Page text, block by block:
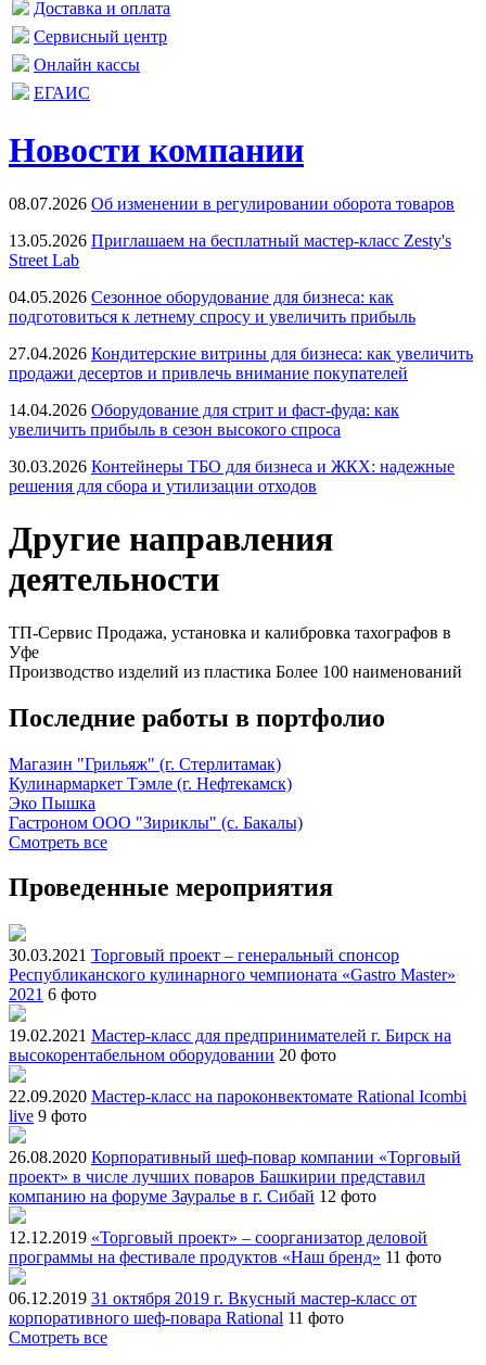
Доставка и оплата
Сервисный центр
Онлайн кассы
ЕГАИС
Новости компании
08.07.2026 Об изменении в регулировании оборота товаров
13.05.2026 Приглашаем на бесплатный мастер-класс Zesty's
Street Lab
04.05.2026 Сезонное оборудование для бизнеса: как
подготовиться к летнему спросу и увеличить прибыль
27.04.2026 Кондитерские витрины для бизнеса: как увеличить
продажи десертов и привлечь внимание покупателей
14.04.2026 Оборудование для стрит и фаст-фуда: как
увеличить прибыль в сезон высокого спроса
30.03.2026 Контейнеры ТБО для бизнеса и ЖКХ: надежные
решения для сбора и утилизации отходов
Другие направления
деятельности
ТП-Сервис Продажа, установка и калибровка тахографов в
Уфе
Производство изделий из пластика Более 100 наименований
Последние работы в портфолио
Магазин "Грильяж" (г. Стерлитамак)
Кулинармаркет Тэмле (г. Нефтекамск)
Эко Пышка
Гастроном ООО "Зириклы" (с. Бакалы)
Смотреть все
Проведенные мероприятия
30.03.2021 Торговый проект – генеральный спонсор
Республиканского кулинарного чемпионата «Gastro Master»
2021 6 фото
19.02.2021 Мастер-класс для предпринимателей г. Бирск на
высокорентабельном оборудовании 20 фото
22.09.2020 Мастер-класс на пароконвектомате Rational Icombi
live 9 фото
26.08.2020 Корпоративный шеф-повар компании «Торговый
проект» в числе лучших поваров Башкирии представил
компанию на форуме Зауралье в г. Сибай 12 фото
12.12.2019 «Торговый проект» – соорганизатор деловой
программы на фестивале продуктов «Наш бренд» 11 фото
06.12.2019 31 октября 2019 г. Вкусный мастер-класс от
корпоративного шеф-повара Rational 11 фото
Смотреть все